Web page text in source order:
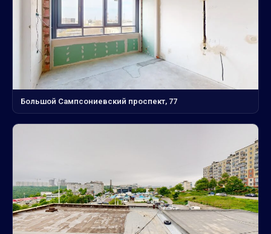
Большой Сампсониевский проспект, 77